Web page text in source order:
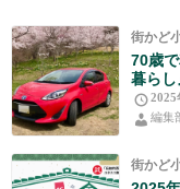
街かど
70歳
暮らし
2025
編集
街かど